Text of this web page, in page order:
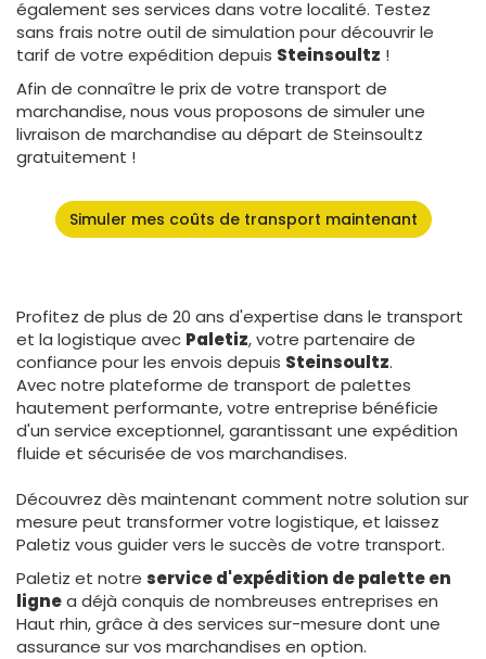
également ses services dans votre localité. Testez
sans frais notre outil de simulation pour découvrir le
tarif de votre expédition depuis Steinsoultz !
Afin de connaître le prix de votre transport de
marchandise, nous vous proposons de simuler une
livraison de marchandise au départ de Steinsoultz
gratuitement !
Simuler mes coûts de transport maintenant
Profitez de plus de 20 ans d'expertise dans le transport
et la logistique avec Paletiz, votre partenaire de
confiance pour les envois depuis Steinsoultz.
Avec notre plateforme de transport de palettes
hautement performante, votre entreprise bénéficie
d'un service exceptionnel, garantissant une expédition
fluide et sécurisée de vos marchandises.
Découvrez dès maintenant comment notre solution sur
mesure peut transformer votre logistique, et laissez
Paletiz vous guider vers le succès de votre transport.
Paletiz et notre service d'expédition de palette en
lignea déjà conquis de nombreuses entreprises en
Haut rhin, grâce à des services sur-mesure dont une
assurance sur vos marchandises en option.